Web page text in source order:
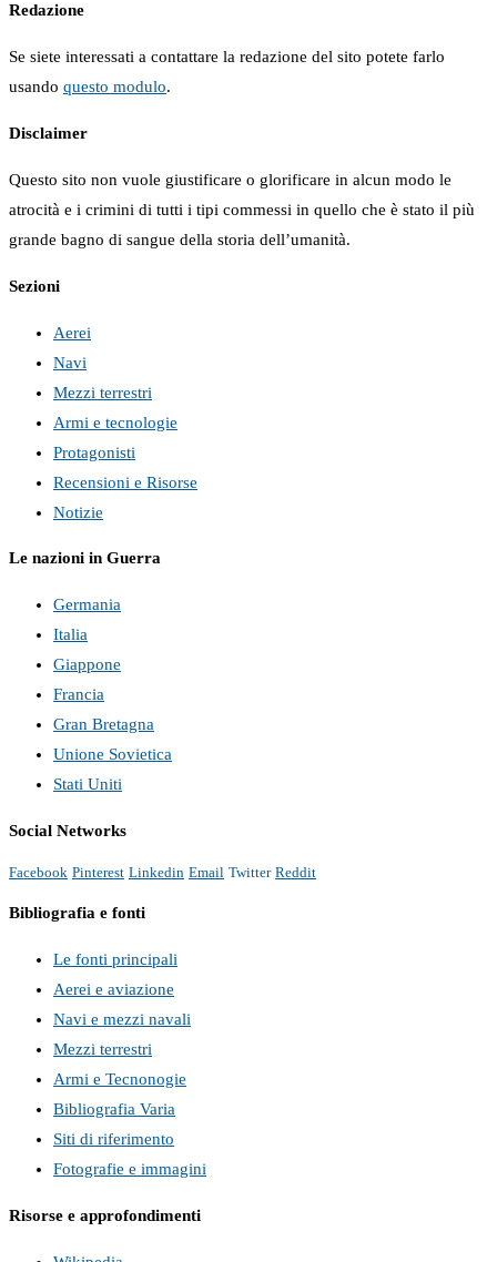
Redazione
Se siete interessati a contattare la redazione del sito potete farlo
usando questo modulo.
Disclaimer
Questo sito non vuole giustificare o glorificare in alcun modo le
atrocità e i crimini di tutti i tipi commessi in quello che è stato il più
grande bagno di sangue della storia dell’umanità.
Sezioni
Aerei
Navi
Mezzi terrestri
Armi e tecnologie
Protagonisti
Recensioni e Risorse
Notizie
Le nazioni in Guerra
Germania
Italia
Giappone
Francia
Gran Bretagna
Unione Sovietica
Stati Uniti
Social Networks
Facebook Pinterest Linkedin Email Twitter Reddit
Bibliografia e fonti
Le fonti principali
Aerei e aviazione
Navi e mezzi navali
Mezzi terrestri
Armi e Tecnonogie
Bibliografia Varia
Siti di riferimento
Fotografie e immagini
Risorse e approfondimenti